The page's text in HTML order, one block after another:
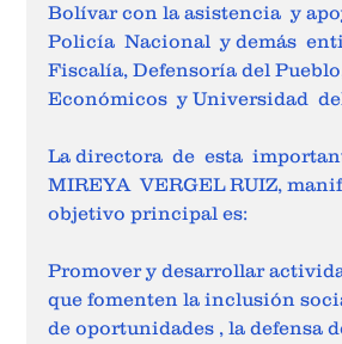
Bolívar con la asistencia  y
Policía  Nacional  y demás
Fiscalía, Defensoría del
Económicos  y Universidad
La directora  de  esta
MIREYA  VERGEL RUIZ,
objetivo principal es:
Promover y desarrollar
que fomenten la inclusión
de oportunidades , la defensa